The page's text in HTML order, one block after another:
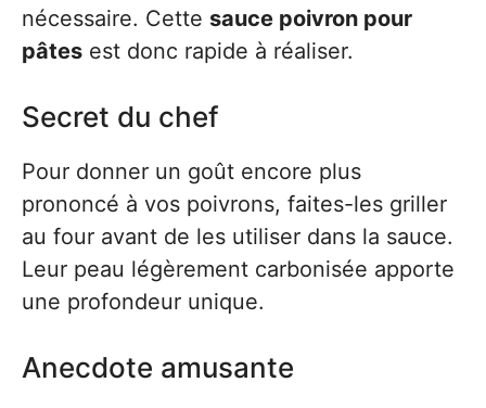
nécessaire. Cette sauce poivron pour
pâtes est donc rapide à réaliser.
Secret du chef
Pour donner un goût encore plus
prononcé à vos poivrons, faites-les griller
au four avant de les utiliser dans la sauce.
Leur peau légèrement carbonisée apporte
une profondeur unique.
Anecdote amusante